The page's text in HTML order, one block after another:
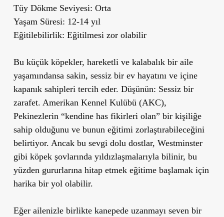
Tüy Dökme Seviyesi: Orta
Yaşam Süresi: 12-14 yıl
Eğitilebilirlik: Eğitilmesi zor olabilir
Bu küçük köpekler, hareketli ve kalabalık bir aile
yaşamındansa sakin, sessiz bir ev hayatını ve içine
kapanık sahipleri tercih eder. Düşünün: Sessiz bir
zarafet. Amerikan Kennel Kulübü (AKC),
Pekinezlerin “kendine has fikirleri olan” bir kişiliğe
sahip olduğunu ve bunun eğitimi zorlaştırabileceğini
belirtiyor. Ancak bu sevgi dolu dostlar, Westminster
gibi köpek şovlarında yıldızlaşmalarıyla bilinir, bu
yüzden gururlarına hitap etmek eğitime başlamak için
harika bir yol olabilir.
Eğer ailenizle birlikte kanepede uzanmayı seven bir